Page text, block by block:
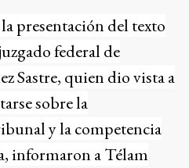
presentación del texto
federal de
Sastre, quien dio vista a
sobre la
y la competencia
informaron a Télam